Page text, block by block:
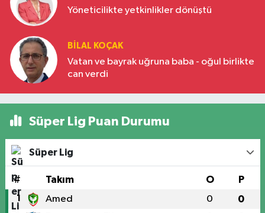
Yöneticilikte yetkinlikler dönüştü
BILAL KOÇAK
Vatan ve bayrak uğruna baba - oğul birlikte
can verdi
Süper Lig Puan Durumu
Süper Lig
# Takım O P
1 Amed 0 0